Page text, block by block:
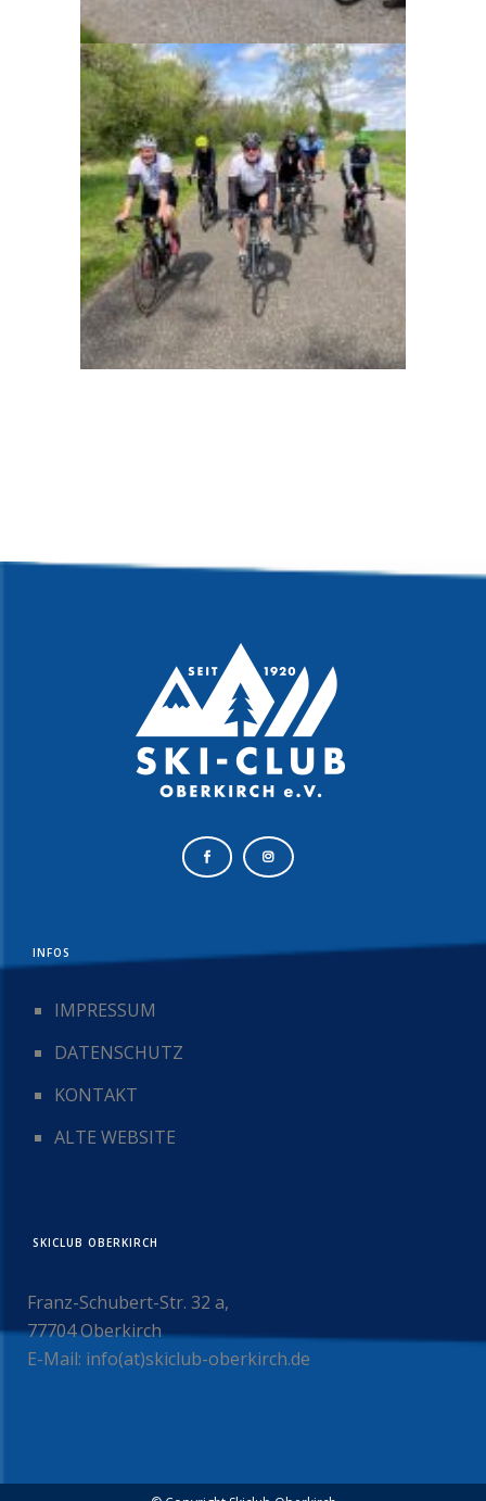
INFOS
IMPRESSUM
DATENSCHUTZ
KONTAKT
ALTE WEBSITE
SKICLUB OBERKIRCH
Franz-Schubert-Str. 32 a,
77704 Oberkirch
E-Mail: info(at)skiclub-oberkirch.de